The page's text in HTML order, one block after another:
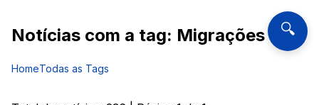
🔍
Notícias com a tag: Migrações
HomeTodas as Tags